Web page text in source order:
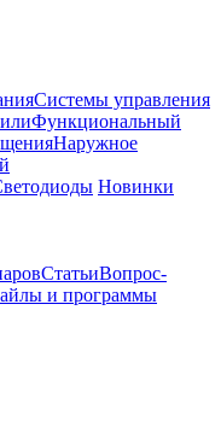
Системы управления
Функциональный
Наружное
Новинки
СтатьиВопрос-
и программы